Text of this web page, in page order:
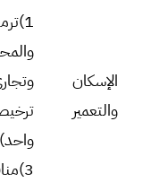
الإسكان
والتعمير
3)مناقصات مشاريع ترميم المنازل